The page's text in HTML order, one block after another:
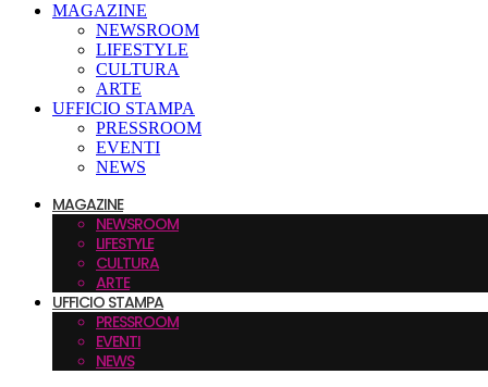
MAGAZINE
NEWSROOM
LIFESTYLE
CULTURA
ARTE
UFFICIO STAMPA
PRESSROOM
EVENTI
NEWS
MAGAZINE
NEWSROOM
LIFESTYLE
CULTURA
ARTE
UFFICIO STAMPA
PRESSROOM
EVENTI
NEWS